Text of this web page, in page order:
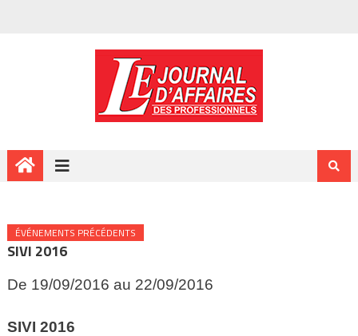
ÉVÉNEMENTS PRÉCÉDENTS
SIVI 2016
De 19/09/2016 au 22/09/2016
SIVI 2016